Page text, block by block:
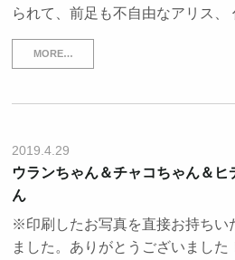
られて、前足も不自由なアリス
MORE…
2019.4.29
ウランちゃん＆チャコちゃん＆ヒ
ん
※印刷したお写真を直接お持ちい
ました。ありがとうございました